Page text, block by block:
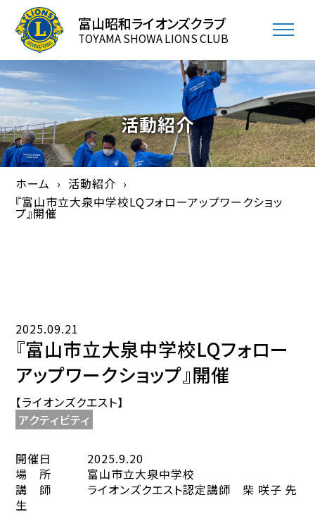
富山昭和ライオンズクラブ
TOYAMA SHOWA LIONS CLUB
活動紹介
ホーム
活動紹介
『富山市立大泉中学校LQフォローアップワークショッ
プ』開催
2025.09.21
『富山市立大泉中学校LQフォロー
アップワークショップ』開催
【ライオンズクエスト】
アクティビティ
開催日 2025.9.20
場 所 富山市立大泉中学校
講 師 ライオンズクエスト認定講師 柴 咲子 先
生